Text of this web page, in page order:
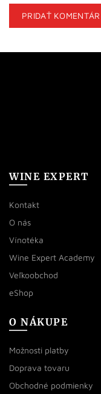
WINE EXPERT
Kontakt
O nás
Vínotéka
Wine Expert Academy
Veľkoobchod
eShop
O NÁKUPE
Možnosti platby
Doprava tovaru
Obchodné podmienky